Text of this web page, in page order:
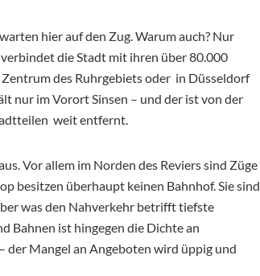
hier auf den Zug. Warum auch? Nur
die Stadt mit ihren über 80.000
des Ruhrgebiets oder in Düsseldorf
nur im Vorort Sinsen – und der ist von der
weit entfernt.
Vor allem im Norden des Reviers sind Züge
besitzen überhaupt keinen Bahnhof. Sie sind
was den Nahverkehr betrifft tiefste
Bahnen ist hingegen die Dichte an
Mangel an Angeboten wird üppig und